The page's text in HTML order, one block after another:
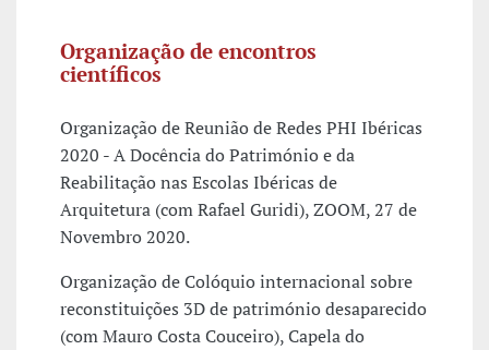
Organização de encontros
científicos
Organização de Reunião de Redes PHI Ibéricas
2020 - A Docência do Património e da
Reabilitação nas Escolas Ibéricas de
Arquitetura (com Rafael Guridi), ZOOM, 27 de
Novembro 2020.
Organização de Colóquio internacional sobre
reconstituições 3D de património desaparecido
(com Mauro Costa Couceiro), Capela do